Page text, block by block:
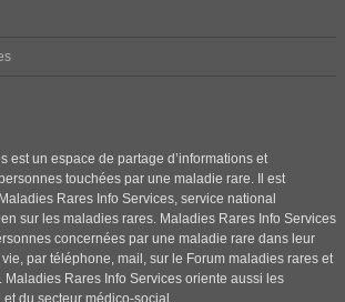
est un espace de partage d’informations et
touchées par une maladie rare. Il est
Rares Info Services, service national
sur les maladies rares. Maladies Rares Info Services
concernées par une maladie rare dans leur
par téléphone, mail, sur le Forum maladies rares et
Maladies Rares Info Services oriente aussi les
du secteur médico-social.